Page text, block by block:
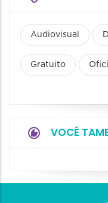
Audiovisual
Gratuito
VOCÊ